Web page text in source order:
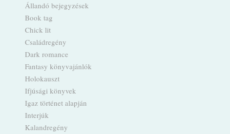
Állandó bejegyzések
Book tag
Chick lit
Családregény
Dark romance
Fantasy könyvajánlók
Holokauszt
Ifjúsági könyvek
Igaz történet alapján
Interjúk
Kalandregény